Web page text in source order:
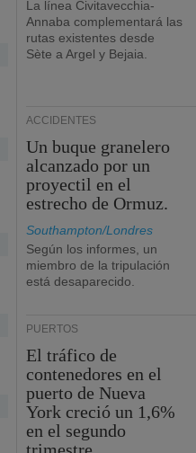
La línea Civitavecchia-
Annaba complementará las
rutas existentes desde
Sète a Argel y Bejaia.
ACCIDENTES
Un buque granelero
alcanzado por un
proyectil en el
estrecho de Ormuz.
Southampton/Londres
Según los informes, un
miembro de la tripulación
está desaparecido.
PUERTOS
El tráfico de
contenedores en el
puerto de Nueva
York creció un 1,6%
en el segundo